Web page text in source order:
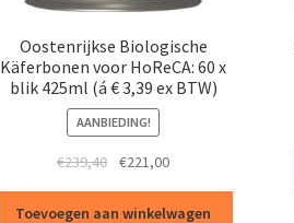
Oostenrijkse Biologische
Käferbonen voor HoReCA: 60 x
blik 425ml (á € 3,39 ex BTW)
AANBIEDING!
€239,40
Oorspronkelijke
was:
€221,00Huidige
is:
Toevoegen aan winkelwagen